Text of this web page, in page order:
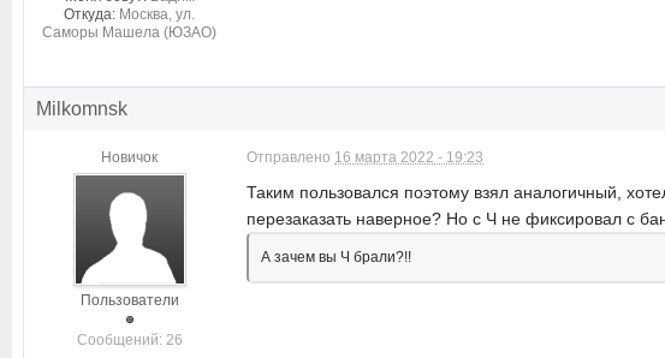
Откуда: Москва, ул.
Саморы Машела (ЮЗАО)
Milkomnsk
Новичок
Пользователи
Cообщений: 26
Отправлено 16 марта 2022 - 19:23
Таким пользовался поэтому взял аналогичный,
перезаказать наверное? Но с Ч не фиксировал с
А зачем вы Ч брали?!!